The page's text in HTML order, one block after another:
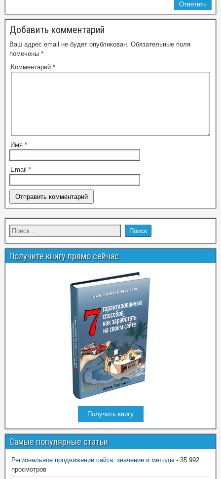
Ответить
Добавить комментарий
Ваш адрес email не будет опубликован. Обязательные поля
помечены *
Комментарий *
Имя *
Email *
Получите книгу прямо сейчас
Получить книгу
Самые популярные статьи
Региональное продвижение сайта: значение и методы - 35 992
просмотров